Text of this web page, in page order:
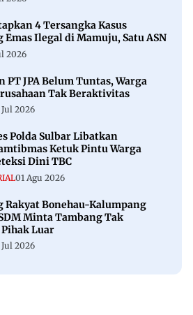
4 Tersangka Kasus
Emas Ilegal di Mamuju, Satu ASN
2026
PT JPA Belum Tuntas, Warga
Tak Beraktivitas
Jul 2026
Polda Sulbar Libatkan
Ketuk Pintu Warga
Dini TBC
01 Agu 2026
Rakyat Bonehau-Kalumpang
Minta Tambang Tak
Luar
Jul 2026